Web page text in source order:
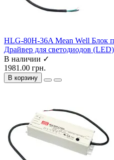
HLG-80H-36A Mean Well Блок
Драйвер для светодиодов (LED)
В наличии ✓
1981.00 грн.
В корзину